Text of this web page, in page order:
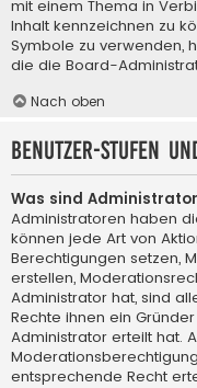
mit einem Thema in
Inhalt kennzeichnen zu
Symbole zu verwenden,
die die Board-
Nach oben
Benutzer-Stufen
Was sind
Administratoren haben
können jede Art von
Berechtigungen setzen,
erstellen,
Administrator hat, sind
Rechte ihnen ein
Administrator erteilt hat.
entsprechende Recht